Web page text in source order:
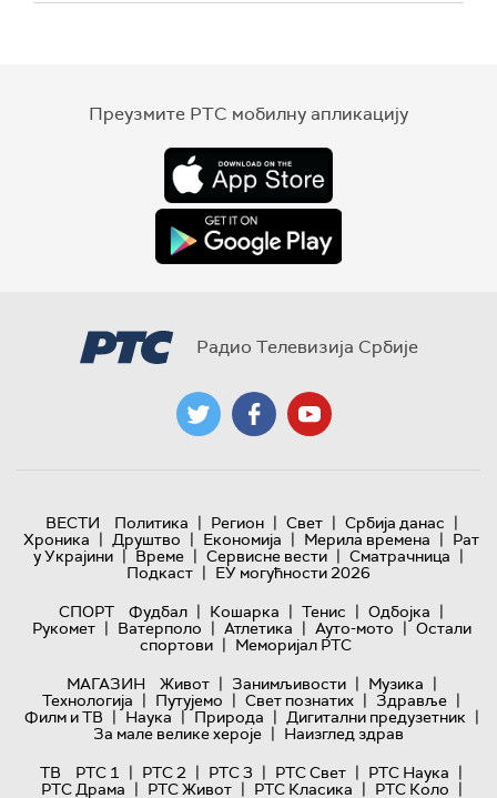
Преузмите РТС мобилну апликацију
Радио Телевизија Србије
ВЕСТИ Политика | Регион | Свет | Србија данас |
Хроника | Друштво | Економија | Мерила времена | Рат
у Украјини | Време | Сервисне вести | Сматрачница |
Подкаст | ЕУ могућности 2026
СПОРТ
Фудбал | Кошарка | Тенис | Одбојка |
Рукомет | Ватерполо | Атлетика | Ауто-мото | Остали
спортови | Меморијал РТС
МАГАЗИН
Живот | Занимљивости | Музика |
Технологијa | Путујемо | Свет познатих | Здравље |
Филм и ТВ | Наука | Природа | Дигитални предузетник |
За мале велике хероје | Наизглед здрав
ТВ
РТС 1 | РТС 2 | РТС 3 | РТС Свет | РТС Наука |
РТС Драма | РТС Живот | РТС Класика | РТС Коло |